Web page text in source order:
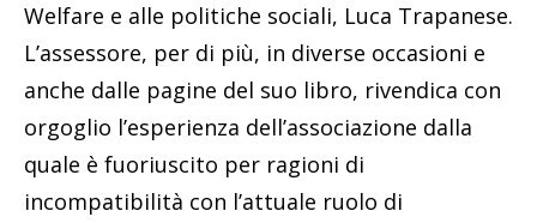
Welfare e alle politiche sociali, Luca Trapanese.
L’assessore, per di più, in diverse occasioni e
anche dalle pagine del suo libro, rivendica con
orgoglio l’esperienza dell’associazione dalla
quale è fuoriuscito per ragioni di
incompatibilità con l’attuale ruolo di